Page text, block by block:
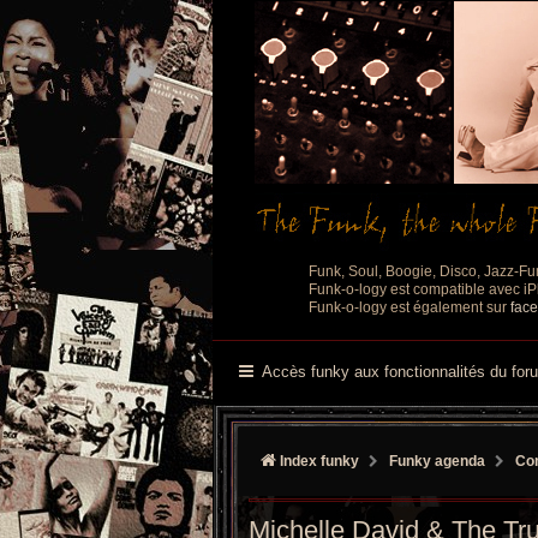
Funk, Soul, Boogie, Disco, Jazz-
Funk-o-logy est compatible avec
Funk-o-logy est également sur
Accès funky aux fonctionnalités du
Index funky Funky agenda
Michelle David & The